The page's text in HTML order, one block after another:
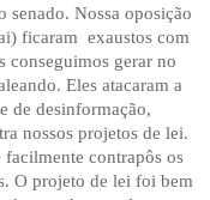
senado. Nossa oposição
ficaram exaustos com
conseguimos gerar no
Eles atacaram a
de desinformação,
nossos projetos de lei.
contrapôs os
O projeto de lei foi bem